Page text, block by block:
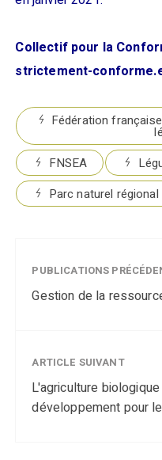
Collectif pour la
strictement-
Fédération
FNSEA
Parc naturel
PUBLICATIONS
Gestion de la
ARTICLE SUIVANT
L'agriculture
développement pour